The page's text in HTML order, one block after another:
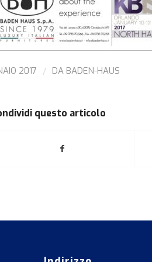
2017 / DA BADEN-HAUS
questo articolo